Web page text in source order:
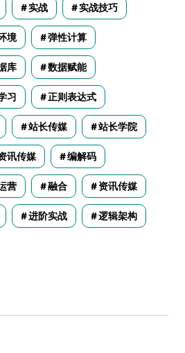
实战 实战技巧
境 弹性计算
库 数据赋能
习 正则表达式
站长传媒 站长学院
讯传媒 编解码
营 融合 资讯传媒
进阶实战 逻辑架构